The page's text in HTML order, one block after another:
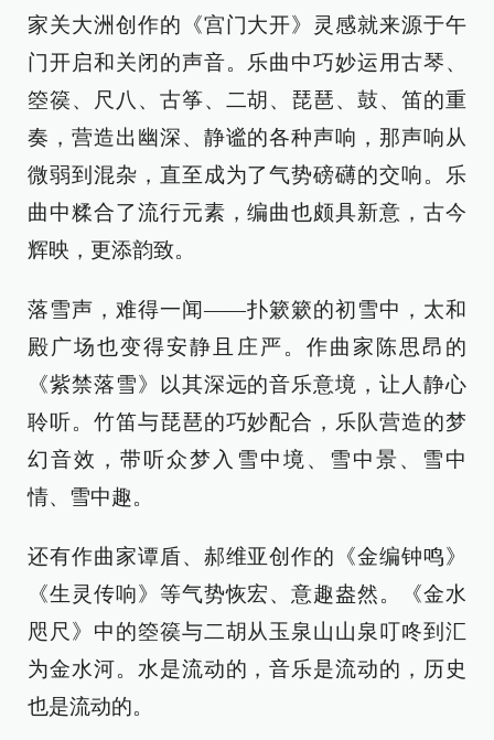
家关大洲创作的《宫门大开》灵感就来源于午
门开启和关闭的声音。乐曲中巧妙运用古琴、
箜篌、尺八、古筝、二胡、琵琶、鼓、笛的重
奏，营造出幽深、静谧的各种声响，那声响从
微弱到混杂，直至成为了气势磅礴的交响。乐
曲中糅合了流行元素，编曲也颇具新意，古今
辉映，更添韵致。
落雪声，难得一闻——扑簌簌的初雪中，太和
殿广场也变得安静且庄严。作曲家陈思昂的
《紫禁落雪》以其深远的音乐意境，让人静心
聆听。竹笛与琵琶的巧妙配合，乐队营造的梦
幻音效，带听众梦入雪中境、雪中景、雪中
情、雪中趣。
还有作曲家谭盾、郝维亚创作的《金编钟鸣》
《生灵传响》等气势恢宏、意趣盎然。《金水
咫尺》中的箜篌与二胡从玉泉山山泉叮咚到汇
为金水河。水是流动的，音乐是流动的，历史
也是流动的。